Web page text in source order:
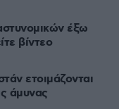
έξω
βίντεο
ετοιμάζονται
άμυνας